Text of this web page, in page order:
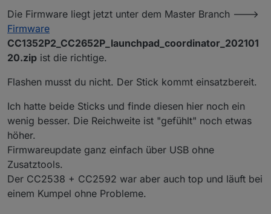
Die Firmware liegt jetzt unter dem Master Branch --->
Firmware
CC1352P2_CC2652P_launchpad_coordinator_202101
20.zip ist die richtige.
Flashen musst du nicht. Der Stick kommt einsatzbereit.
Ich hatte beide Sticks und finde diesen hier noch ein
wenig besser. Die Reichweite ist "gefühlt" noch etwas
höher.
Firmwareupdate ganz einfach über USB ohne
Zusatztools.
Der CC2538 + CC2592 war aber auch top und läuft bei
einem Kumpel ohne Probleme.